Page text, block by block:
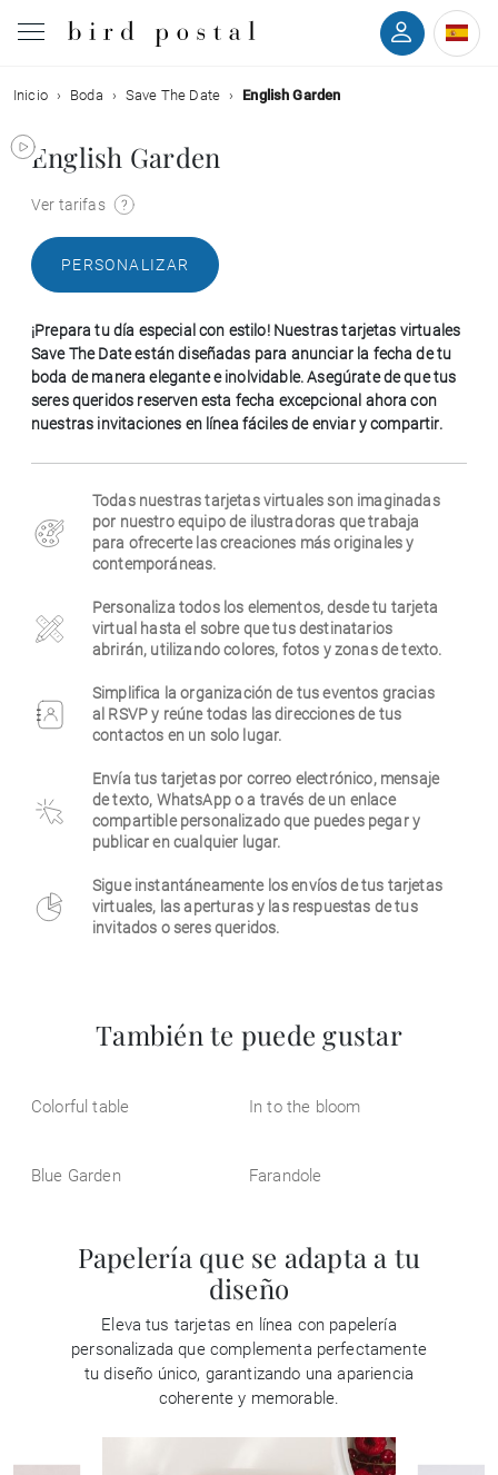
Boda
Nacimiento
Comunión
Condolencias
Cumpleaños
Empresa
Inicio Boda Save The Date English Garden
English Garden
Ver tarifas
PERSONALIZAR
¡Prepara tu día especial con estilo! Nuestras tarjetas virtuales
Save The Date están diseñadas para anunciar la fecha de tu
boda de manera elegante e inolvidable. Asegúrate de que tus
seres queridos reserven esta fecha excepcional ahora con
nuestras invitaciones en línea fáciles de enviar y compartir.
Todas nuestras tarjetas virtuales son imaginadas
por nuestro equipo de ilustradoras que trabaja
para ofrecerte las creaciones más originales y
contemporáneas.
Personaliza todos los elementos, desde tu tarjeta
virtual hasta el sobre que tus destinatarios
abrirán, utilizando colores, fotos y zonas de texto.
Simplifica la organización de tus eventos gracias
al RSVP y reúne todas las direcciones de tus
contactos en un solo lugar.
Envía tus tarjetas por correo electrónico, mensaje
de texto, WhatsApp o a través de un enlace
compartible personalizado que puedes pegar y
publicar en cualquier lugar.
Sigue instantáneamente los envíos de tus tarjetas
virtuales, las aperturas y las respuestas de tus
invitados o seres queridos.
También te puede gustar
Colorful table In to the bloom
Blue Garden Farandole
Papelería que se adapta a tu
diseño
Eleva tus tarjetas en línea con papelería
personalizada que complementa perfectamente
tu diseño único, garantizando una apariencia
coherente y memorable.